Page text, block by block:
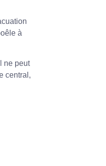
à
ne peut
central,